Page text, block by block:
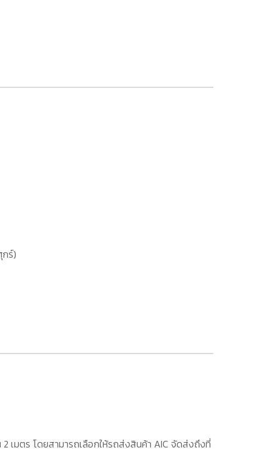
กร์)
เมตร โดยสามารถเลือกให้รถส่งสินค้า AIC จัดส่งถึงที่